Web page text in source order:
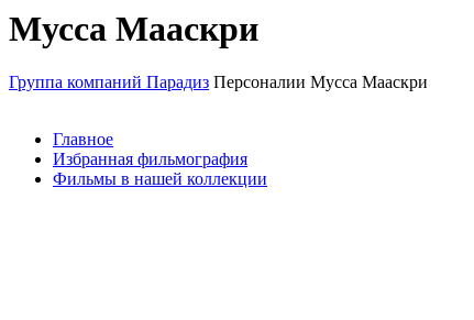
Мусса Мааскри
Группа компаний Парадиз Персоналии Мусса Мааскри
Главное
Избранная фильмография
Фильмы в нашей коллекции